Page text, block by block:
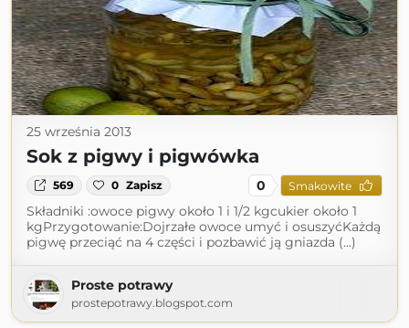
25 września 2013
Sok z pigwy i pigwówka
569 0 Zapisz 0 Smakowite
Składniki :owoce pigwy około 1 i 1/2 kgcukier około 1
kgPrzygotowanie:Dojrzałe owoce umyć i osuszyćKażdą
pigwę przeciąć na 4 części i pozbawić ją gniazda (...)
Proste potrawy
prostepotrawy.blogspot.com